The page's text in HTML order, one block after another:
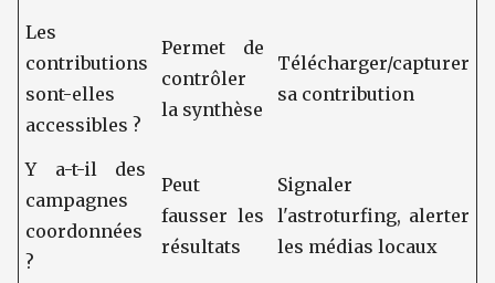
Les
contributions
sont-elles
accessibles ?
Permet de
contrôler
la synthèse
Télécharger/capturer
sa contribution
Y a-t-il des
campagnes
coordonnées
?
Peut
fausser les
résultats
Signaler
l'astroturfing, alerter
les médias locaux